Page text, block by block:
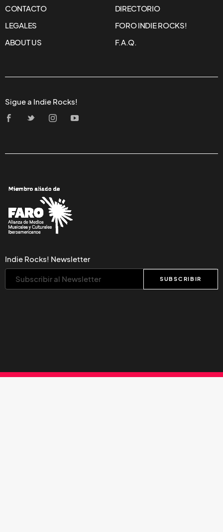
CONTACTO
DIRECTORIO
LEGALES
FORO INDIE ROCKS!
ABOUT US
F.A.Q.
Sigue a Indie Rocks!
Indie Rocks! Newsletter